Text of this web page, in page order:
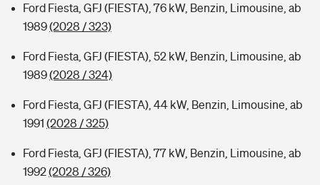
Ford Fiesta, GFJ (FIESTA), 76 kW, Benzin, Limousine, ab
1989(2028 / 323)
Ford Fiesta, GFJ (FIESTA), 52 kW, Benzin, Limousine, ab
1989(2028 / 324)
Ford Fiesta, GFJ (FIESTA), 44 kW, Benzin, Limousine, ab
1991 (2028 / 325)
Ford Fiesta, GFJ (FIESTA), 77 kW, Benzin, Limousine, ab
1992(2028 / 326)